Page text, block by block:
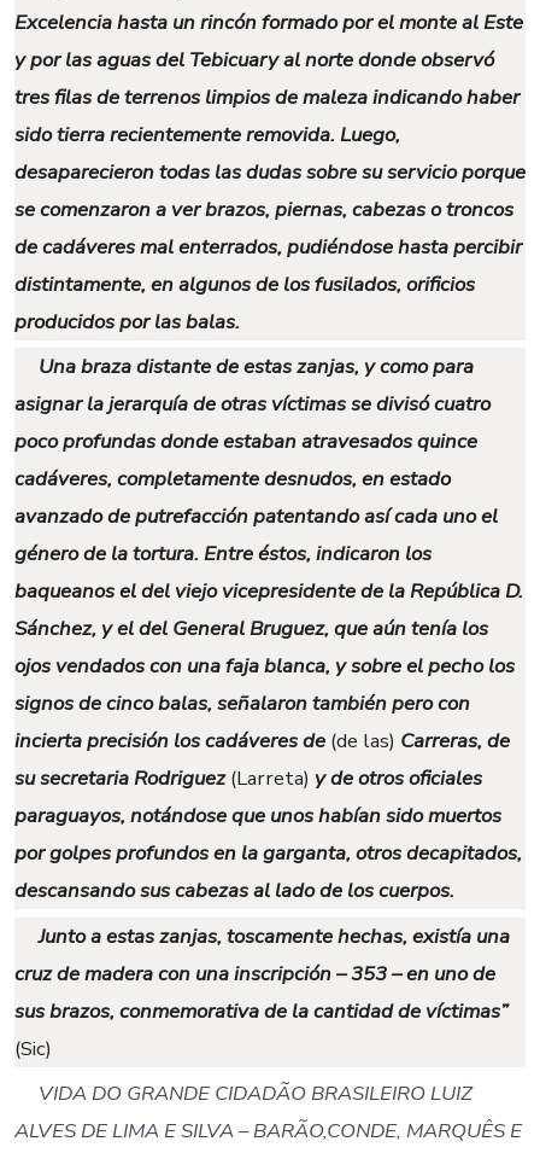
Excelencia hasta un rincón formado por el monte al Este
y por las aguas del Tebicuary al norte donde observó
tres filas de terrenos limpios de maleza indicando haber
sido tierra recientemente removida. Luego,
desaparecieron todas las dudas sobre su servicio porque
se comenzaron a ver brazos, piernas, cabezas o troncos
de cadáveres mal enterrados, pudiéndose hasta percibir
distintamente, en algunos de los fusilados, orificios
producidos por las balas.
Una braza distante de estas zanjas, y como para
asignar la jerarquía de otras víctimas se divisó cuatro
poco profundas donde estaban atravesados quince
cadáveres, completamente desnudos, en estado
avanzado de putrefacción patentando así cada uno el
género de la tortura. Entre éstos, indicaron los
baqueanos el del viejo vicepresidente de la República D.
Sánchez, y el del General Bruguez, que aún tenía los
ojos vendados con una faja blanca, y sobre el pecho los
signos de cinco balas, señalaron también pero con
incierta precisión los cadáveres de (de las) Carreras, de
su secretaria Rodriguez(Larreta) y de otros oficiales
paraguayos, notándose que unos habían sido muertos
por golpes profundos en la garganta, otros decapitados,
descansando sus cabezas al lado de los cuerpos.
Junto a estas zanjas, toscamente hechas, existía una
cruz de madera con una inscripción – 353 – en uno de
sus brazos, conmemorativa de la cantidad de víctimas”
(Sic)
VIDA DO GRANDE CIDADÃO BRASILEIRO LUIZ
ALVES DE LIMA E SILVA – BARÃO,CONDE, MARQUÊS E